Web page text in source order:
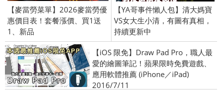
【麥當勞菜單】2026麥當勞優
惠價目表！套餐漲價、買1送
1、新品
【YA哥事件懶人包】清大媽寶
VS女大生小清，有圖有真相，
持續更新中
【iOS 限免】Draw Pad Pro，職人最
愛的繪圖筆記！蘋果限時免費遊戲、
應用軟體推薦 (iPhone／iPad)
2016/7/11